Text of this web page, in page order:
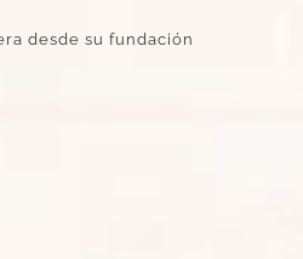
desde su fundación